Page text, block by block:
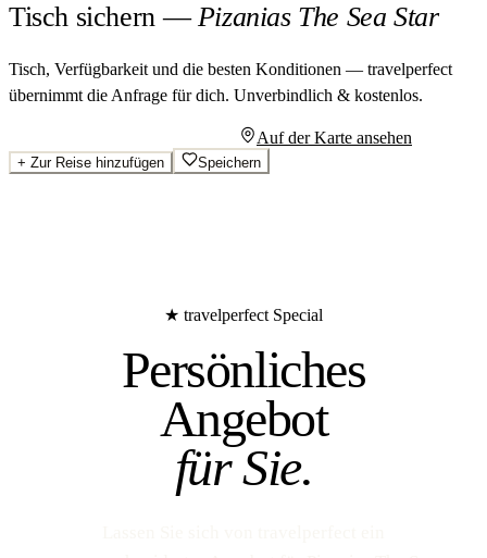
Tisch sichern—Pizanias The Sea Star
Tisch, Verfügbarkeit und die besten Konditionen — travelperfect
übernimmt die Anfrage für dich. Unverbindlich & kostenlos.
Auf der Karte ansehen
+ Zur Reise hinzufügen Speichern
★ travelperfect Special
Persönliches
Angebot
für Sie.